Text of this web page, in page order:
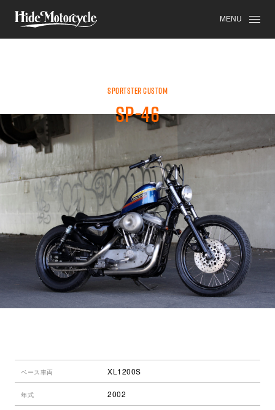
MENU
SPORTSTER
SPORTSTER CUSTOM
SP-46
ベース車両 XL1200S
年式 2002